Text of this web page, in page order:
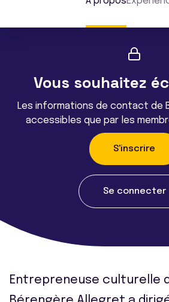
Vous souhaitez
Les informations de contact de
accessibles que par les
S'inscrire
Se connecter
Entrepreneuse culturelle